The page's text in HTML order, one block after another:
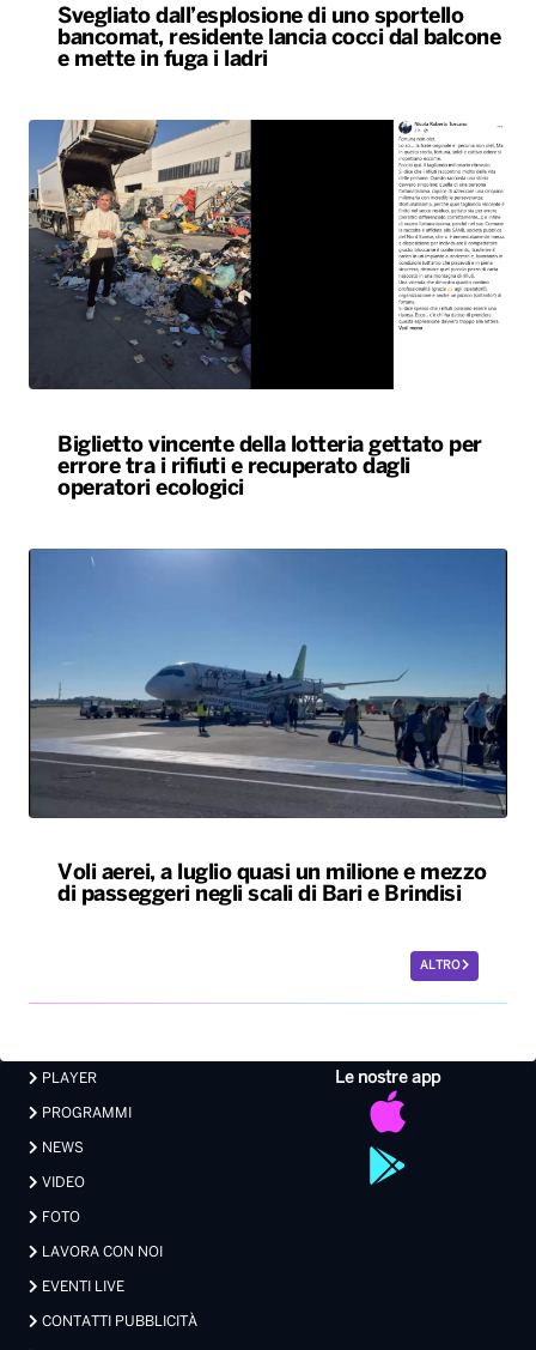
Svegliato dall’esplosione di uno sportello
bancomat, residente lancia cocci dal balcone
e mette in fuga i ladri
Biglietto vincente della lotteria gettato per
errore tra i rifiuti e recuperato dagli
operatori ecologici
Voli aerei, a luglio quasi un milione e mezzo
di passeggeri negli scali di Bari e Brindisi
ALTRO
Le nostre app
PLAYER
PROGRAMMI
NEWS
VIDEO
FOTO
LAVORA CON NOI
EVENTI LIVE
CONTATTI PUBBLICITÀ